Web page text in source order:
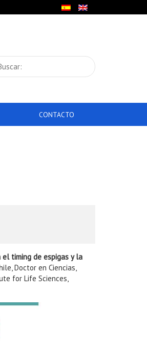
CONTACTO
el timing de espigas y la
Doctor en Ciencias,
for Life Sciences,